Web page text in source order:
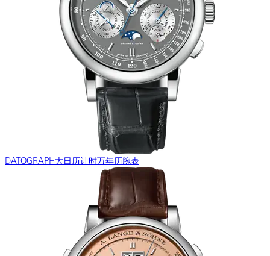
DATOGRAPH大日历计时万年历腕表